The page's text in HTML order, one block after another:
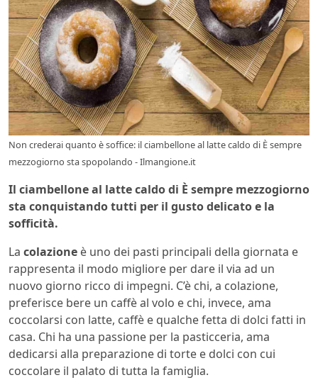
Non crederai quanto è soffice: il ciambellone al latte caldo di È sempre
mezzogiorno sta spopolando - Ilmangione.it
Il ciambellone al latte caldo di È sempre mezzogiorno
sta conquistando tutti per il gusto delicato e la
sofficità.
La colazione è uno dei pasti principali della giornata e
rappresenta il modo migliore per dare il via ad un
nuovo giorno ricco di impegni. C’è chi, a colazione,
preferisce bere un caffè al volo e chi, invece, ama
coccolarsi con latte, caffè e qualche fetta di dolci fatti in
casa. Chi ha una passione per la pasticceria, ama
dedicarsi alla preparazione di torte e dolci con cui
coccolare il palato di tutta la famiglia.